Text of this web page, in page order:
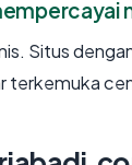
Situs
terkemuka